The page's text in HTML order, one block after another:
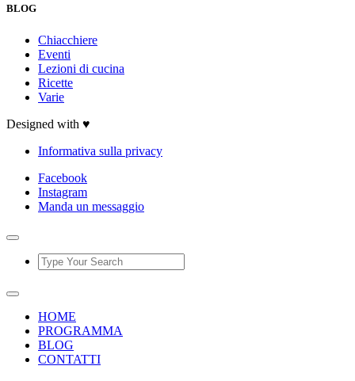
BLOG
Chiacchiere
Eventi
Lezioni di cucina
Ricette
Varie
Designed with ♥
Informativa sulla privacy
Facebook
Instagram
Manda un messaggio
HOME
PROGRAMMA
BLOG
CONTATTI